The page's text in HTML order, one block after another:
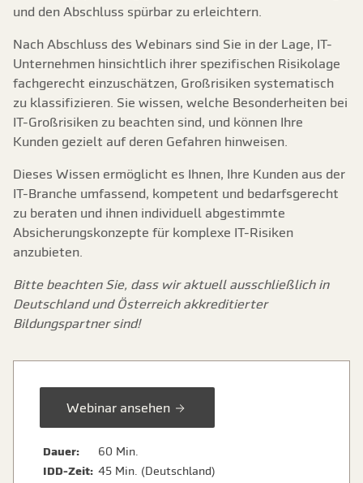
und den Abschluss spürbar zu erleichtern.
Nach Abschluss des Webinars sind Sie in der Lage, IT-
Unternehmen hinsichtlich ihrer spezifischen Risikolage
fachgerecht einzuschätzen, Großrisiken systematisch
zu klassifizieren. Sie wissen, welche Besonderheiten bei
IT-Großrisiken zu beachten sind, und können Ihre
Kunden gezielt auf deren Gefahren hinweisen.
Dieses Wissen ermöglicht es Ihnen, Ihre Kunden aus der
IT-Branche umfassend, kompetent und bedarfsgerecht
zu beraten und ihnen individuell abgestimmte
Absicherungskonzepte für komplexe IT-Risiken
anzubieten.
Bitte beachten Sie, dass wir aktuell ausschließlich in
Deutschland und Österreich akkreditierter
Bildungspartner sind!
Webinar ansehen
Dauer:
60 Min.
IDD-Zeit: 45 Min. (Deutschland)